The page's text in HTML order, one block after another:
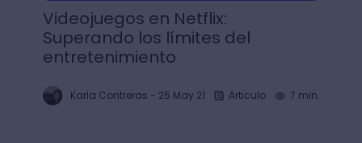
Videojuegos en Netflix:
Superando los límites del
entretenimiento
Karla Contreras - 25 May 21 Articulo 7 min.